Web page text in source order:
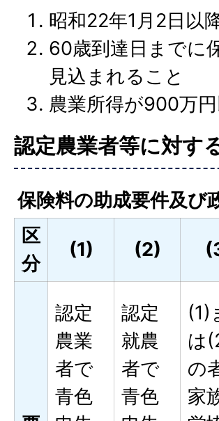
昭和22年1月2日以
60歳到達日までに
見込まれること
農業所得が900万
認定農業者等に対す
保険料の助成要件及び
区
分
(1) (2)
認定
農業
者で
青色
認定
就農
者で
青色
(1)
は
の
家